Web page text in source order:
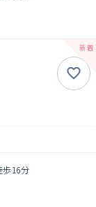
16分